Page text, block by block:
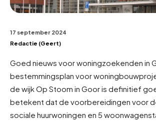
17 september 2024
Redactie (Geert)
Goed nieuws voor woningzoekenden in
bestemmingsplan voor
de wijk Op Stoom in Goor is definitief
betekent dat de voorbereidingen voor
sociale huurwoningen en 5